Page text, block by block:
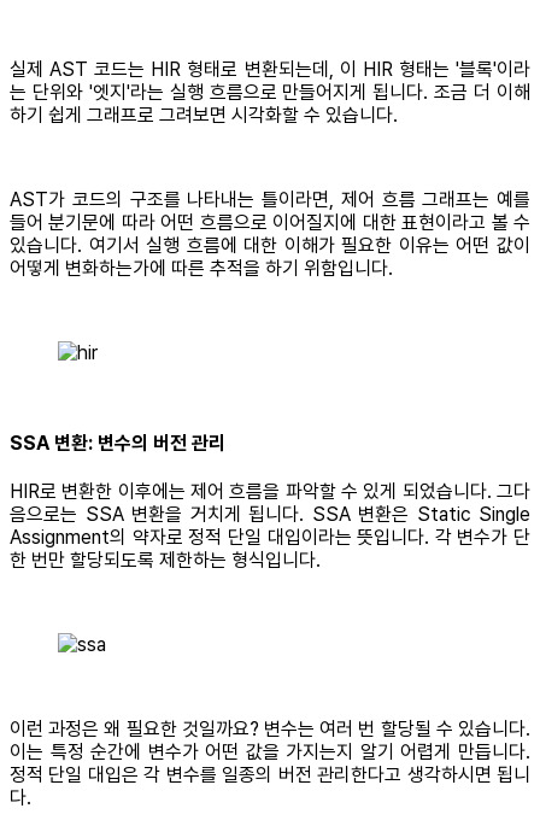
실제 AST 코드는 HIR 형태로 변환되는데, 이 HIR 형태는 '블록'이라
는 단위와 '엣지'라는 실행 흐름으로 만들어지게 됩니다. 조금 더 이해
하기 쉽게 그래프로 그려보면 시각화할 수 있습니다.
AST가 코드의 구조를 나타내는 틀이라면, 제어 흐름 그래프는 예를
들어 분기문에 따라 어떤 흐름으로 이어질지에 대한 표현이라고 볼 수
있습니다. 여기서 실행 흐름에 대한 이해가 필요한 이유는 어떤 값이
어떻게 변화하는가에 따른 추적을 하기 위함입니다.
SSA 변환: 변수의 버전 관리
HIR로 변환한 이후에는 제어 흐름을 파악할 수 있게 되었습니다. 그다
음으로는 SSA 변환을 거치게 됩니다. SSA 변환은 Static Single
Assignment의 약자로 정적 단일 대입이라는 뜻입니다. 각 변수가 단
한 번만 할당되도록 제한하는 형식입니다.
이런 과정은 왜 필요한 것일까요? 변수는 여러 번 할당될 수 있습니다.
이는 특정 순간에 변수가 어떤 값을 가지는지 알기 어렵게 만듭니다.
정적 단일 대입은 각 변수를 일종의 버전 관리한다고 생각하시면 됩니
다.